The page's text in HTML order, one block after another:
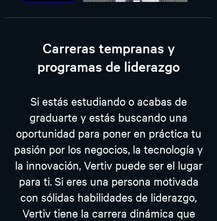
Carreras tempranas y
programas de liderazgo
Si estás estudiando o acabas de
graduarte y estás buscando una
oportunidad para poner en práctica tu
pasión por los negocios, la tecnología y
la innovación, Vertiv puede ser el lugar
para ti. Si eres una persona motivada
con sólidas habilidades de liderazgo,
Vertiv tiene la carrera dinámica que